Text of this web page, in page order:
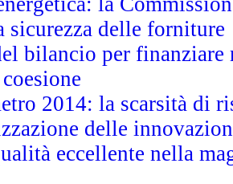
sicurezza delle forniture
bilancio per finanziare
2014: la scarsità di
delle
eccellente nella